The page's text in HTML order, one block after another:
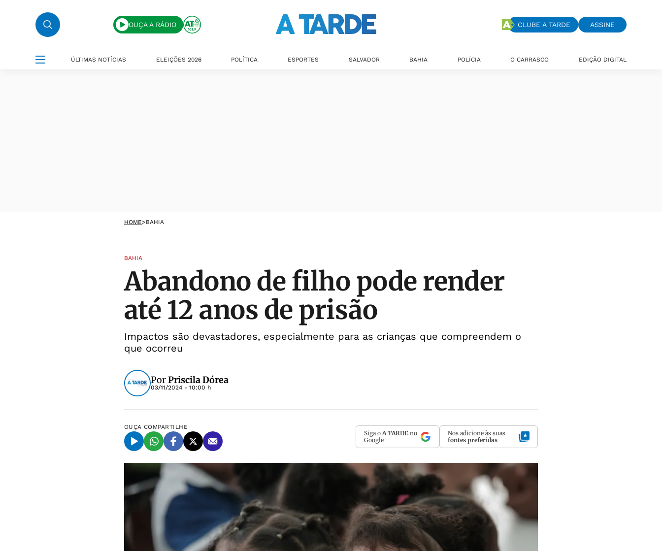
OUÇA A RÁDIO CLUBE A TARDE ASSINE
ÚLTIMAS NOTÍCIAS ELEIÇÕES 2026 POLÍTICA ESPORTES SALVADOR BAHIA POLÍCIA O CARRASCO EDIÇÃO DIGITAL
HOME>BAHIA
BAHIA
Abandono de filho pode render
até 12 anos de prisão
Impactos são devastadores, especialmente para as crianças que compreendem o
que ocorreu
PorPriscila Dórea
03/11/2024 - 10:00 h
OUÇA COMPARTILHE
Siga o A TARDE no
Google
Nos adicione às suas
fontes preferidas